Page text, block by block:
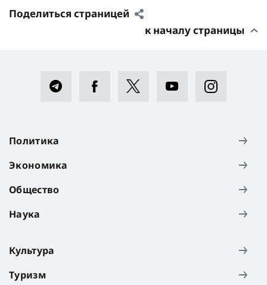
Поделиться страницей
к началу страницы
Политика
Экономика
Общество
Наука
Культура
Туризм